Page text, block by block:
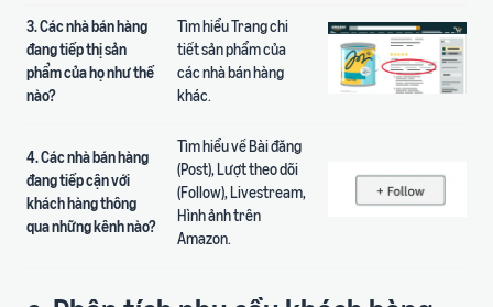
3. Các nhà bán hàng
đang tiếp thị sản
phẩm của họ như thế
nào?
Tìm hiểu Trang chi
tiết sản phẩm của
các nhà bán hàng
khác.
4. Các nhà bán hàng
đang tiếp cận với
khách hàng thông
qua những kênh nào?
Tìm hiểu về Bài đăng
(Post), Lượt theo dõi
(Follow), Livestream,
Hình ảnh trên
Amazon.